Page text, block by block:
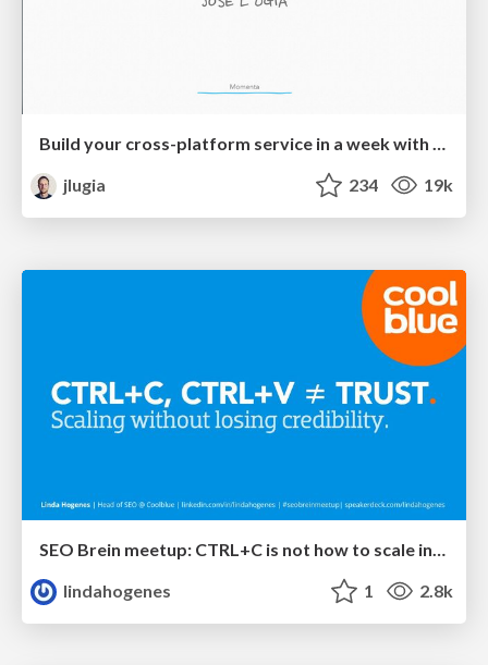
Build your cross-platform service in a week with App Engine
jlugia
234 19k
SEO Brein meetup: CTRL+C is not how to scale international SEO
lindahogenes
1 2.8k